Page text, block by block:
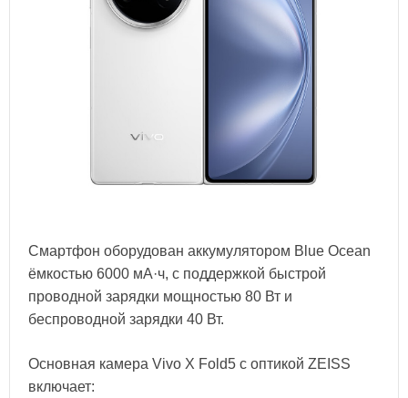
Смартфон оборудован аккумулятором Blue Ocean
ёмкостью 6000 мА·ч, с поддержкой быстрой
проводной зарядки мощностью 80 Вт и
беспроводной зарядки 40 Вт.
Основная камера Vivo X Fold5 с оптикой ZEISS
включает: